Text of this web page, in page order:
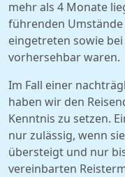
mehr als 4 Monate
führenden
eingetreten sowie
vorhersehbar waren.
Im Fall einer
haben wir den
Kenntnis zu setzen.
nur zulässig, wenn
übersteigt und nur
vereinbarten